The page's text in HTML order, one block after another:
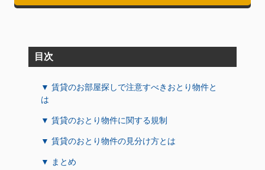
目次
▼ 賃貸のお部屋探しで注意すべきおとり物件と
は
▼ 賃貸のおとり物件に関する規制
▼ 賃貸のおとり物件の見分け方とは
▼ まとめ